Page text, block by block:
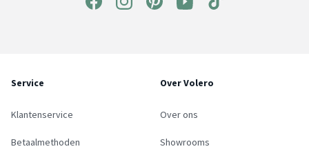
Service
Klantenservice
Betaalmethoden
Over Volero
Over ons
Showrooms